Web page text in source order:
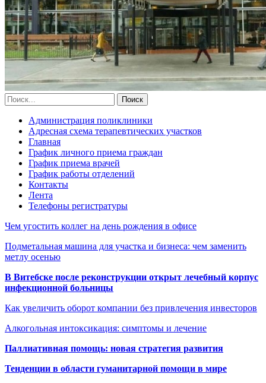
Администрация поликлиники
Адресная схема терапевтических участков
Главная
График личного приема граждан
График приема врачей
График работы отделений
Контакты
Лента
Телефоны регистратуры
Чем угостить коллег на день рождения в офисе
Подметальная машина для участка и бизнеса: чем заменить
метлу осенью
В Витебске после реконструкции открыт лечебный корпус
инфекционной больницы
Как увеличить оборот компании без привлечения инвесторов
Алкогольная интоксикация: симптомы и лечение
Паллиативная помощь: новая стратегия развития
Тенденции в области гуманитарной помощи в мире